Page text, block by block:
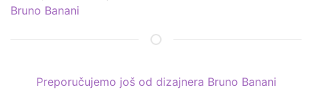
Bruno Banani
Preporučujemo još od dizajnera Bruno Banani